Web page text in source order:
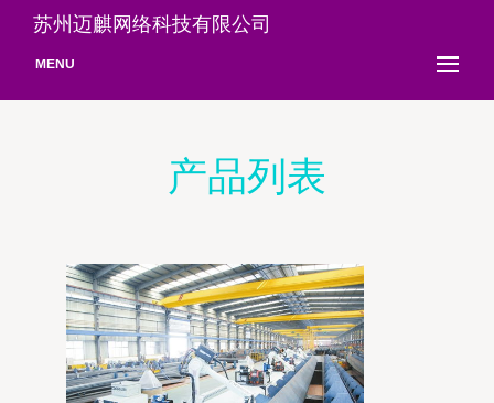
苏州迈麒网络科技有限公司
MENU
产品列表